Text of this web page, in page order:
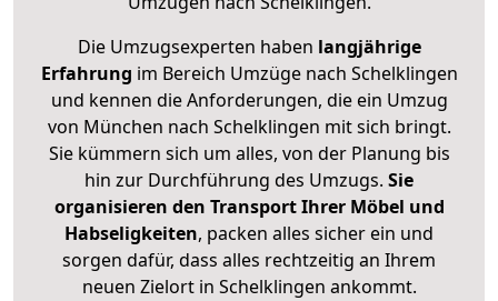
Die Umzugsexperten haben langjährige
Erfahrung im Bereich Umzüge nach Schelklingen
und kennen die Anforderungen, die ein Umzug
von München nach Schelklingen mit sich bringt.
Sie kümmern sich um alles, von der Planung bis
hin zur Durchführung des Umzugs. Sie
organisieren den Transport Ihrer Möbel und
Habseligkeiten, packen alles sicher ein und
sorgen dafür, dass alles rechtzeitig an Ihrem
neuen Zielort in Schelklingen ankommt.